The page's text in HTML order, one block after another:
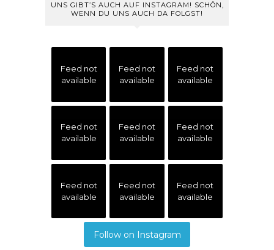
UNS GIBT’S AUCH AUF INSTAGRAM! SCHÖN,
WENN DU UNS AUCH DA FOLGST!
Feed not
available
Feed not
available
Feed not
available
Feed not
available
Feed not
available
Feed not
available
Feed not
available
Feed not
available
Feed not
available
Follow on Instagram